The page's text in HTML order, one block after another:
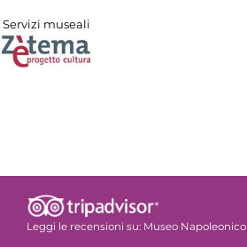
Servizi museali
Leggi le recensioni su: Museo Napoleonico